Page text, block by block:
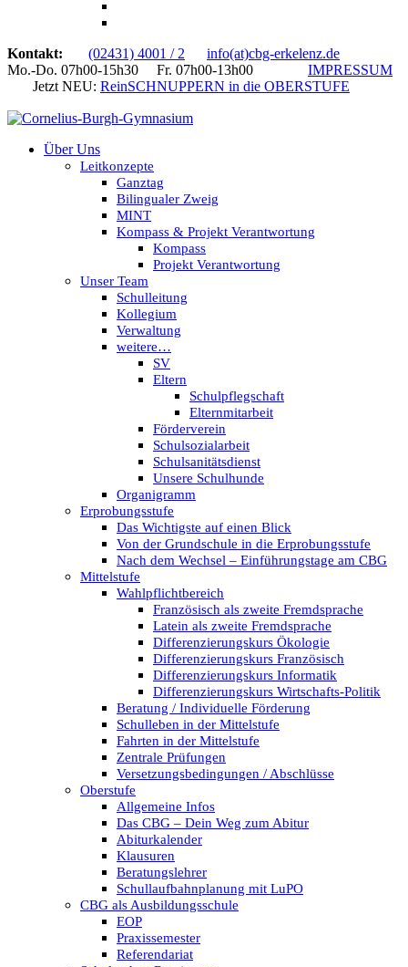
Kontakt: (02431) 4001 / 2
info(at)cbg-erkelenz.de
Mo.-Do. 07h00-15h30 Fr. 07h00-13h00 IMPRESSUM
Jetzt NEU: ReinSCHNUPPERN in die OBERSTUFE
Über Uns
Leitkonzepte
Ganztag
Bilingualer Zweig
MINT
Kompass & Projekt Verantwortung
Kompass
Projekt Verantwortung
Unser Team
Schulleitung
Kollegium
Verwaltung
weitere…
SV
Eltern
Schulpflegschaft
Elternmitarbeit
Förderverein
Schulsozialarbeit
Schulsanitätsdienst
Unsere Schulhunde
Organigramm
Erprobungsstufe
Das Wichtigste auf einen Blick
Von der Grundschule in die Erprobungsstufe
Nach dem Wechsel – Einführungstage am CBG
Mittelstufe
Wahlpflichtbereich
Französisch als zweite Fremdsprache
Latein als zweite Fremdsprache
Differenzierungskurs Ökologie
Differenzierungskurs Französisch
Differenzierungskurs Informatik
Differenzierungskurs Wirtschafts-Politik
Beratung / Individuelle Förderung
Schulleben in der Mittelstufe
Fahrten in der Mittelstufe
Zentrale Prüfungen
Versetzungsbedingungen / Abschlüsse
Oberstufe
Allgemeine Infos
Das CBG – Dein Weg zum Abitur
Abiturkalender
Klausuren
Beratungslehrer
Schullaufbahnplanung mit LuPO
CBG als Ausbildungsschule
EOP
Praxissemester
Referendariat